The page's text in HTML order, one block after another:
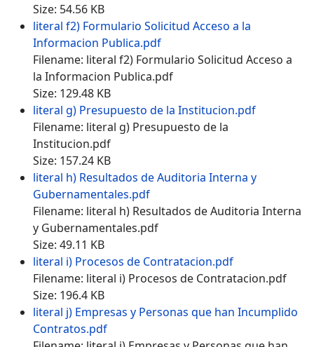
Size: 54.56 KB
literal f2) Formulario Solicitud Acceso a la
Informacion Publica.pdf
Filename: literal f2) Formulario Solicitud Acceso a
la Informacion Publica.pdf
Size: 129.48 KB
literal g) Presupuesto de la Institucion.pdf
Filename: literal g) Presupuesto de la
Institucion.pdf
Size: 157.24 KB
literal h) Resultados de Auditoria Interna y
Gubernamentales.pdf
Filename: literal h) Resultados de Auditoria Interna
y Gubernamentales.pdf
Size: 49.11 KB
literal i) Procesos de Contratacion.pdf
Filename: literal i) Procesos de Contratacion.pdf
Size: 196.4 KB
literal j) Empresas y Personas que han Incumplido
Contratos.pdf